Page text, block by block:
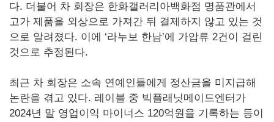
다. 더불어 차 회장은 한화갤러리아백화점 명품관에서
고가 제품을 외상으로 가져간 뒤 결제하지 않고 있는 것
으로 알려졌다. 이에 ‘라누보 한남’에 가압류 2건이 걸린
것으로 추정된다.
최근 차 회장은 소속 연예인들에게 정산금을 미지급해
논란을 겪고 있다. 레이블 중 빅플래닛메이드엔터가
2024년 말 영업이익 마이너스 120억원을 기록하는 등이